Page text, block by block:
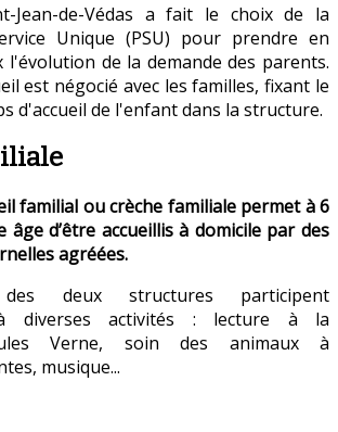
Jean-de-Védas a fait le choix de la
Unique (PSU) pour prendre en
l'évolution de la demande des parents.
est négocié avec les familles, fixant le
d'accueil de l'enfant dans la structure.
familial ou crèche familiale permet à 6
âge d’être accueillis à domicile par des
agréées.
deux structures participent
diverses activités : lecture à la
Verne, soin des animaux à
musique...